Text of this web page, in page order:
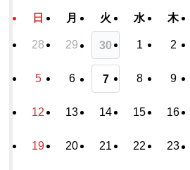
日 月 火 水 木
28 29 30 1 2
5 6 7 8 9
12 13 14 15 16
19 20 21 22 23